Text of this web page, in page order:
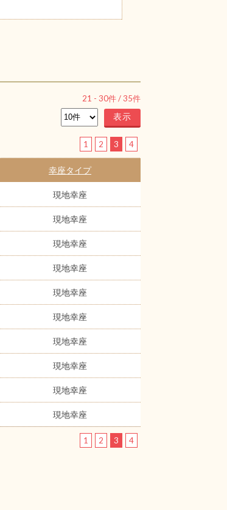
21 - 30件 /35件
1 2 3 4
幸座タイプ
現地幸座
現地幸座
現地幸座
現地幸座
現地幸座
現地幸座
現地幸座
現地幸座
現地幸座
現地幸座
1 2 3 4